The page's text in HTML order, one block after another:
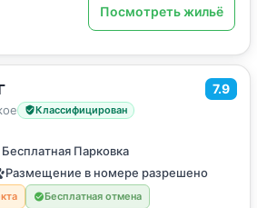
Посмотреть жильё
7.9
Классифицирован
отдельными кроватями
Бесплатная Парковка
Размещение в номере разрешено
Бесплатная отмена